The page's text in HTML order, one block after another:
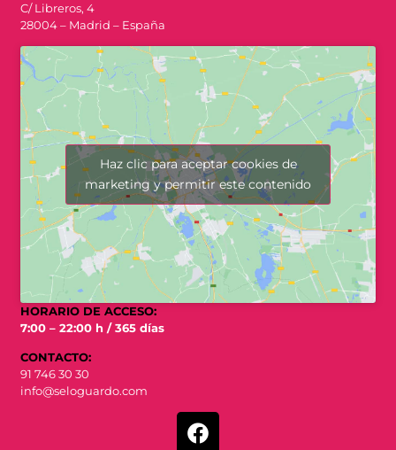
C/ Libreros, 4
28004 – Madrid – España
Haz clic para aceptar cookies de
marketing y permitir este contenido
HORARIO DE ACCESO:
7:00 – 22:00 h / 365 días
CONTACTO:
91 746 30 30
info@seloguardo.com